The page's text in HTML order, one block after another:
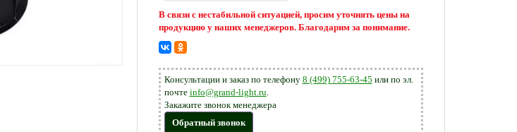
В связи с нестабильной ситуацией, просим уточнять цены на
продукцию у наших менеджеров. Благодарим за понимание.
Консультации и заказ по телефону 8 (499) 755-63-45 или по эл.
почте info@grand-light.ru.
Закажите звонок менеджера
Обратный звонок